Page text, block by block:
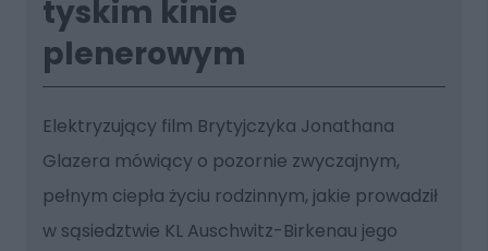
tyskim kinie
plenerowym
Elektryzujący film Brytyjczyka Jonathana
Glazera mówiący o pozornie zwyczajnym,
pełnym ciepła życiu rodzinnym, jakie prowadził
w sąsiedztwie KL Auschwitz-Birkenau jego